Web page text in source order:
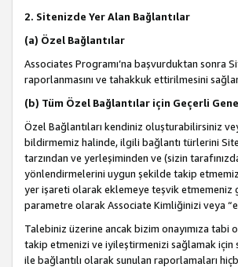
2. Sitenizde Yer Alan Bağlantılar
(a) Özel Bağlantılar
Associates Programı’na başvurduktan sonra
raporlanmasını ve tahakkuk ettirilmesini
(b) Tüm Özel Bağlantılar için Geçerli
Özel Bağlantıları kendiniz oluşturabilirsiniz
bildirmemiz halinde, ilgili bağlantı türlerini
tarzından ve yerleşiminden ve (sizin
yönlendirmelerini uygun şekilde takip etmemiz
yer işareti olarak eklemeye teşvik etmemeniz
parametre olarak Associate Kimliğinizi veya
Talebiniz üzerine ancak bizim onayımıza tabi
takip etmenizi ve iyileştirmenizi sağlamak
ile bağlantılı olarak sunulan raporlamaları